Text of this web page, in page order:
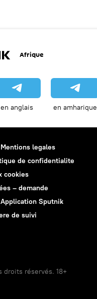
Afrique
en anglais en amharique
Mentions legales
de confidentialite
cookies
– demande
Application Sputnik
de suivi
droits réservés. 18+